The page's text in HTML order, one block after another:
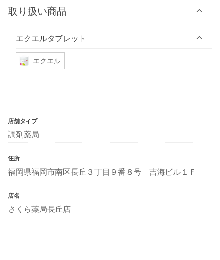
取り扱い商品
エクエルタブレット
エクエル
店舗タイプ
調剤薬局
住所
福岡県福岡市南区長丘３丁目９番８号 吉海ビル１Ｆ
店名
さくら薬局長丘店